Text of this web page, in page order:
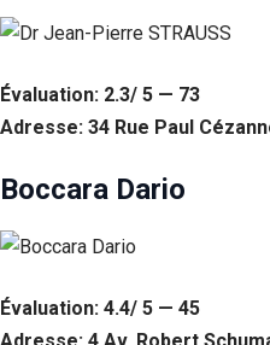
Évaluation: 2.3/ 5 — 73
Adresse: 34 Rue Paul
Boccara Dario
Évaluation: 4.4/ 5 — 45